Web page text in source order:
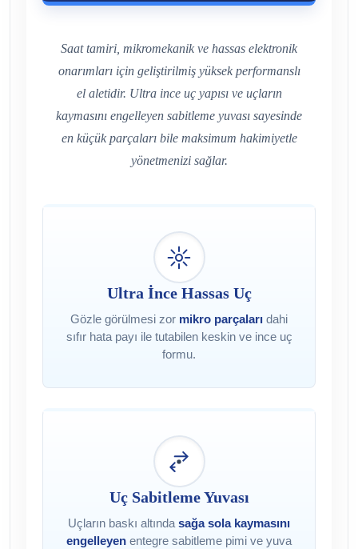
Saat tamiri, mikromekanik ve hassas elektronik
onarımları için geliştirilmiş yüksek performanslı
el aletidir. Ultra ince uç yapısı ve uçların
kaymasını engelleyen sabitleme yuvası sayesinde
en küçük parçaları bile maksimum hakimiyetle
yönetmenizi sağlar.
Ultra İnce Hassas Uç
Gözle görülmesi zor mikro parçaları dahi
sıfır hata payı ile tutabilen keskin ve ince uç
formu.
Uç Sabitleme Yuvası
Uçların baskı altında sağa sola kaymasını
engelleyen entegre sabitleme pimi ve yuva